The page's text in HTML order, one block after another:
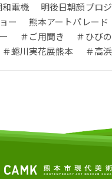
和電機
明後日朝顔プロ
ー
熊本アートパレード
＃ご用聞き
＃ひび
＃蜷川実花展熊本 ＃高